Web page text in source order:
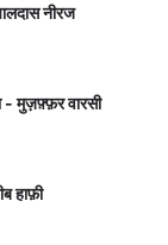
नीरज
- मुज़फ़्फ़र वारसी
हाफ़ी